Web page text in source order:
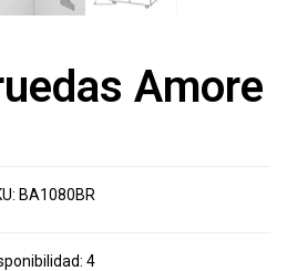
Amore
BA1080BR
4